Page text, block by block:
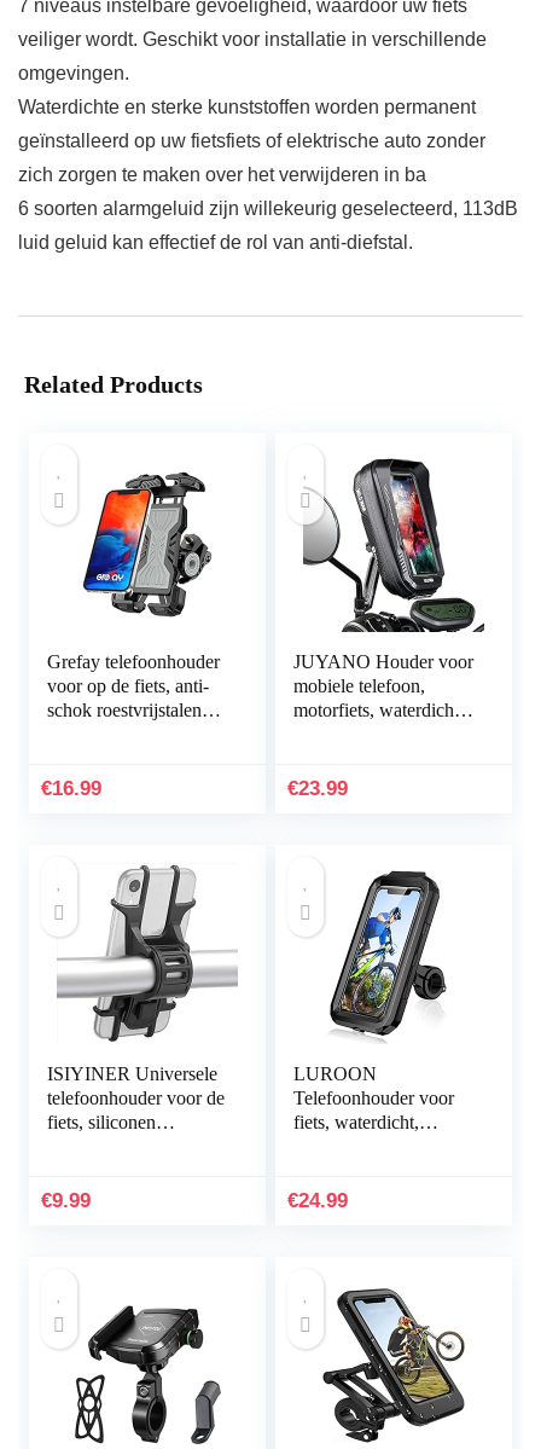
7 niveaus instelbare gevoeligheid, waardoor uw fiets
veiliger wordt. Geschikt voor installatie in verschillende
omgevingen.
Waterdichte en sterke kunststoffen worden permanent
geïnstalleerd op uw fietsfiets of elektrische auto zonder
zich zorgen te maken over het verwijderen in ba
6 soorten alarmgeluid zijn willekeurig geselecteerd, 113dB
luid geluid kan effectief de rol van anti-diefstal.
Related Products
Grefay telefoonhouder
voor op de fiets, anti-
schok roestvrijstalen
van stuur…
€16.99
JUYANO Houder voor
mobiele telefoon,
motorfiets, waterdicht,
motorfiets, met…
€23.99
ISIYINER Universele
telefoonhouder voor de
fiets, siliconen
Huawei smartphones
€9.99
LUROON
Telefoonhouder voor
fiets, waterdicht,
smartphonehouder,
€24.99